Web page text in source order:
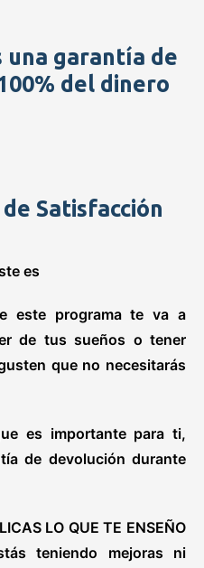
una garantía de
del dinero
Satisfacción
es
este programa te va a
de tus sueños o tener
que no necesitarás
es importante para ti,
de devolución durante
LO QUE TE ENSEÑO
teniendo mejoras ni